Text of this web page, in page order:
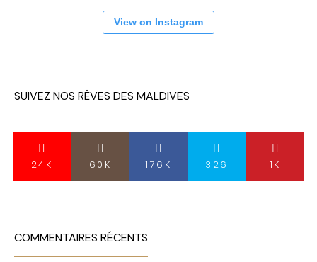
View on Instagram
SUIVEZ NOS RÊVES DES MALDIVES
24K 60K 176K 326 1K
COMMENTAIRES RÉCENTS